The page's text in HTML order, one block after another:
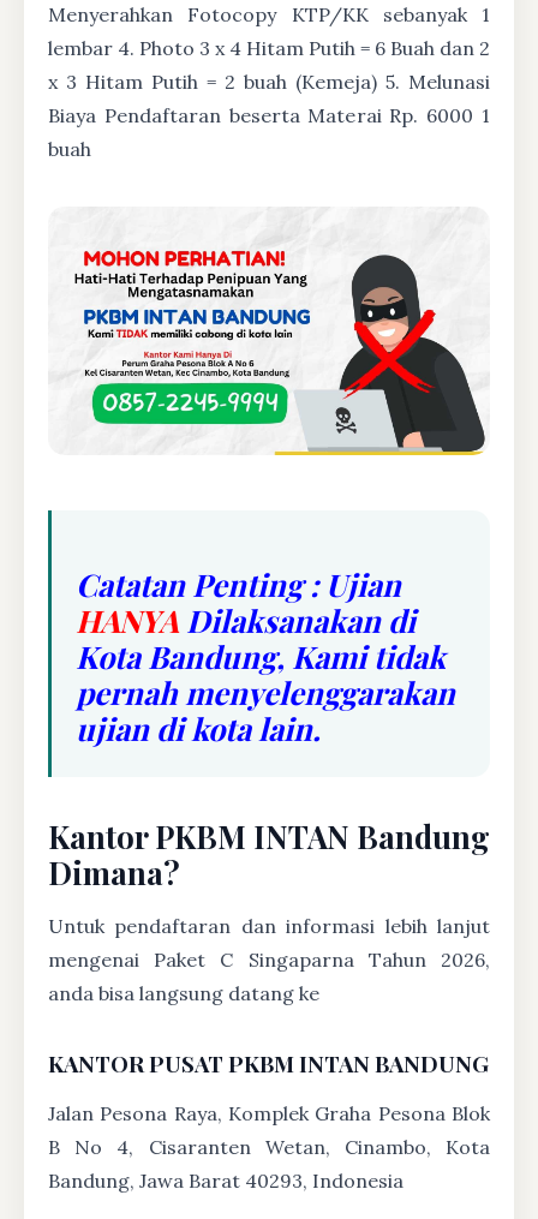
Menyerahkan Fotocopy KTP/KK sebanyak 1
lembar 4. Photo 3 x 4 Hitam Putih = 6 Buah dan 2
x 3 Hitam Putih = 2 buah (Kemeja) 5. Melunasi
Biaya Pendaftaran beserta Materai Rp. 6000 1
buah
Catatan Penting : Ujian
HANYA Dilaksanakan di
Kota Bandung, Kami tidak
pernah menyelenggarakan
ujian di kota lain.
Kantor PKBM INTAN Bandung
Dimana?
Untuk pendaftaran dan informasi lebih lanjut
mengenai Paket C Singaparna Tahun 2026,
anda bisa langsung datang ke
KANTOR PUSAT PKBM INTAN BANDUNG
Jalan Pesona Raya, Komplek Graha Pesona Blok
B No 4, Cisaranten Wetan, Cinambo, Kota
Bandung, Jawa Barat 40293, Indonesia